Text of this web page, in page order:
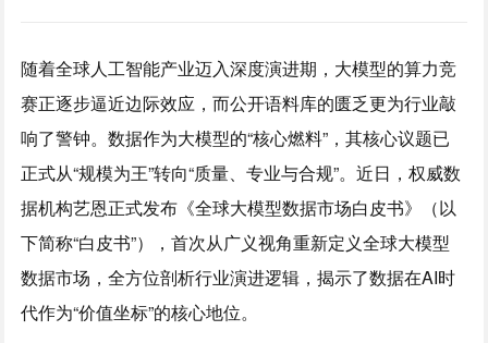
随着全球人工智能产业迈入深度演进期，大模型的算力竞
赛正逐步逼近边际效应，而公开语料库的匮乏更为行业敲
响了警钟。数据作为大模型的“核心燃料”，其核心议题已
正式从“规模为王”转向“质量、专业与合规”。近日，权威数
据机构艺恩正式发布《全球大模型数据市场白皮书》（以
下简称“白皮书”），首次从广义视角重新定义全球大模型
数据市场，全方位剖析行业演进逻辑，揭示了数据在AI时
代作为“价值坐标”的核心地位。